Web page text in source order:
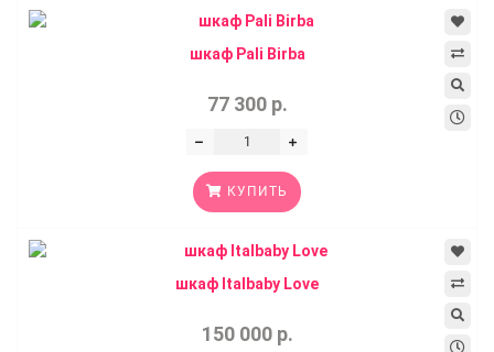
шкаф Pali Birba
77 300 р.
КУПИТЬ
шкаф Italbaby Love
150 000 р.